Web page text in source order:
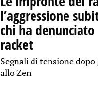
l’aggressione
chi ha
racket
Segnali di tensione
allo Zen